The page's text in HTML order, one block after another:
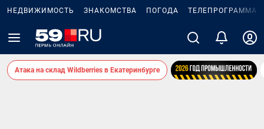
НЕДВИЖИМОСТЬ ЗНАКОМСТВА ПОГОДА ТЕЛЕПРОГРАММА
Атака на склад Wildberries в Екатеринбурге